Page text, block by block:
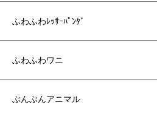
ふわふわﾚｯｻｰﾊﾟﾝﾀﾞ
ふわふわワニ
ぶんぶんアニマル